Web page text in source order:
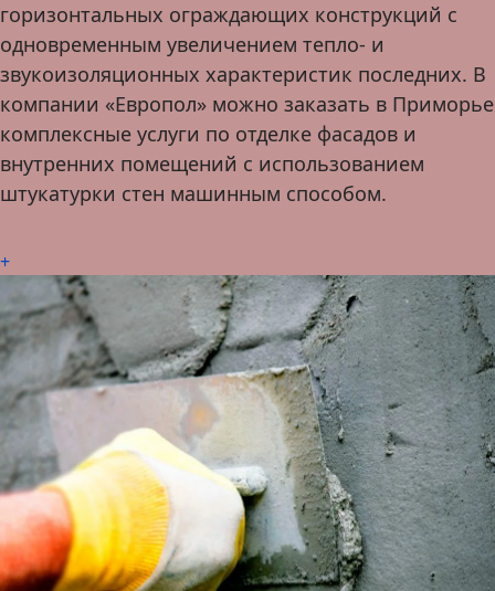
горизонтальных ограждающих конструкций с
одновременным увеличением тепло- и
звукоизоляционных характеристик последних. В
компании «Европол» можно заказать в Приморье
комплексные услуги по отделке фасадов и
внутренних помещений с использованием
штукатурки стен машинным способом.
+